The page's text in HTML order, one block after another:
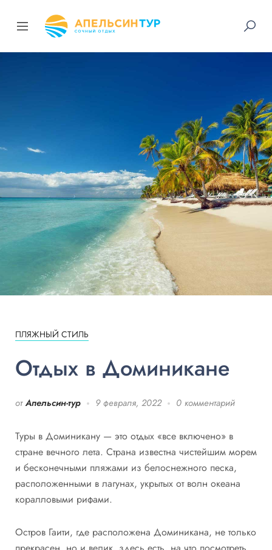
ПЛЯЖНЫЙ СТИЛЬ
Отдых в Доминикане
от Апельсин-тур 9 февраля, 2022 0 комментарий
Туры в Доминикану — это отдых «все включено» в
стране вечного лета. Страна известна чистейшим морем
и бесконечными пляжами из белоснежного песка,
расположенными в лагунах, укрытых от волн океана
коралловыми рифами.
Остров Гаити, где расположена Доминикана, не только